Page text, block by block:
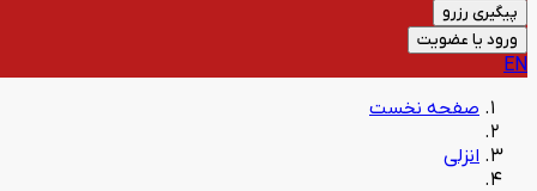
پیگیری رزرو
ورود یا عضویت
EN
صفحه نخست
انزلی